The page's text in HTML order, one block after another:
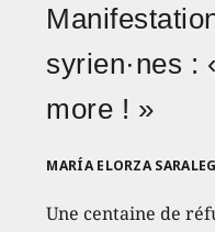
syrien·nes :
more ! »
MARÍA ELORZA
Une centaine de